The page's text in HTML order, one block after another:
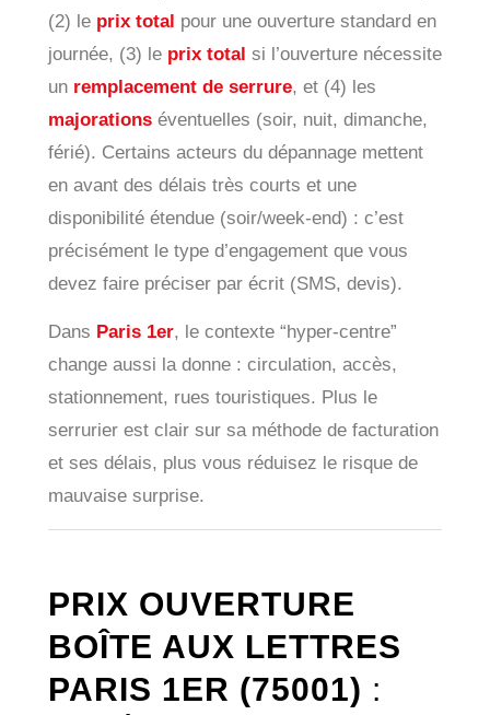
(2) le prix total pour une ouverture standard en
journée, (3) le prix total si l’ouverture nécessite
un remplacement de serrure, et (4) les
majorationséventuelles (soir, nuit, dimanche,
férié). Certains acteurs du dépannage mettent
en avant des délais très courts et une
disponibilité étendue (soir/week-end) : c’est
précisément le type d’engagement que vous
devez faire préciser par écrit (SMS, devis).
Dans Paris 1er, le contexte “hyper-centre”
change aussi la donne : circulation, accès,
stationnement, rues touristiques. Plus le
serrurier est clair sur sa méthode de facturation
et ses délais, plus vous réduisez le risque de
mauvaise surprise.
PRIX OUVERTURE
BOÎTE AUX LETTRES
PARIS 1ER (75001) :